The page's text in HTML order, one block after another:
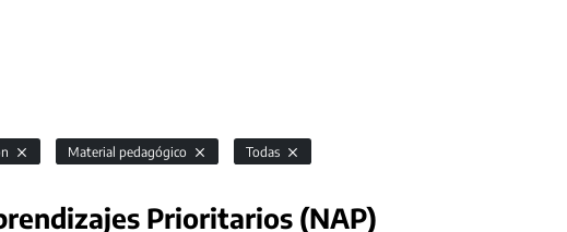
Material pedagógico Todas
Prioritarios (NAP)